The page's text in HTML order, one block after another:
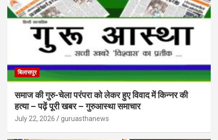
बिलासपुर
समाज की गुरु-चेला परंपरा को लेकर हुए विवाद में किन्नर की
हत्या – पढ़ें पूरी खबर – गुरुआस्था समाचार
July 22, 2026 guruasthanews